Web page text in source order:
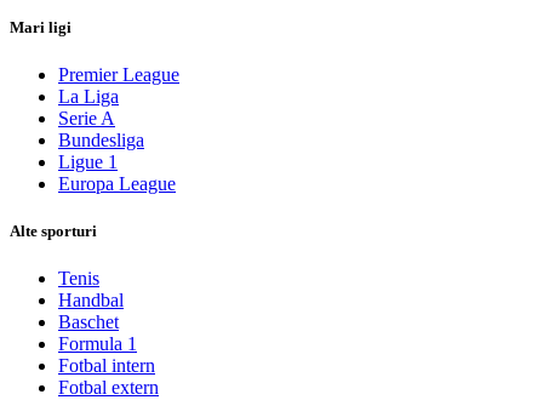
Mari ligi
Premier League
La Liga
Serie A
Bundesliga
Ligue 1
Europa League
Alte sporturi
Tenis
Handbal
Baschet
Formula 1
Fotbal intern
Fotbal extern